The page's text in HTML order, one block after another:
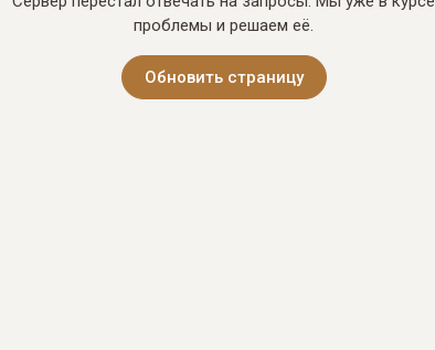
проблемы и решаем её.
Обновить страницу